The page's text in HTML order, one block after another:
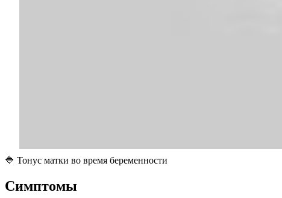
🔷 Тонус матки во время беременности
Симптомы